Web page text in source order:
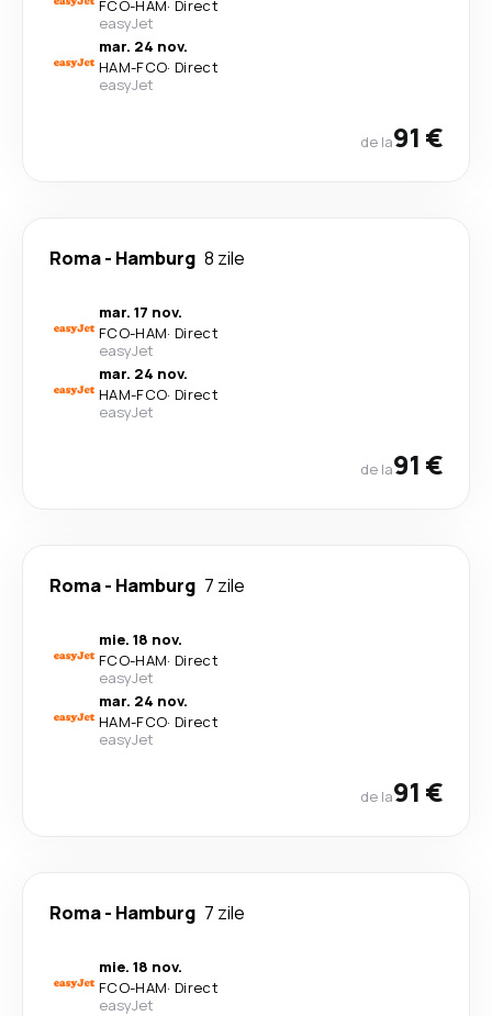
FCO-HAM· Direct
easyJet
mar. 24 nov.
HAM-FCO· Direct
easyJet
de la91 €
Roma- Hamburg 8 zile
mar. 17 nov.
FCO-HAM· Direct
easyJet
mar. 24 nov.
HAM-FCO· Direct
easyJet
de la91 €
Roma- Hamburg 7 zile
mie. 18 nov.
FCO-HAM· Direct
easyJet
mar. 24 nov.
HAM-FCO· Direct
easyJet
de la91 €
Roma- Hamburg 7 zile
mie. 18 nov.
FCO-HAM· Direct
easyJet